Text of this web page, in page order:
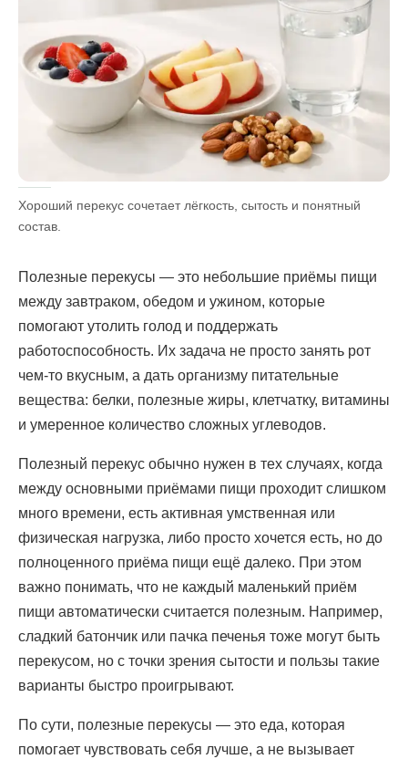
Хороший перекус сочетает лёгкость, сытость и понятный
состав.
Полезные перекусы — это небольшие приёмы пищи
между завтраком, обедом и ужином, которые
помогают утолить голод и поддержать
работоспособность. Их задача не просто занять рот
чем-то вкусным, а дать организму питательные
вещества: белки, полезные жиры, клетчатку, витамины
и умеренное количество сложных углеводов.
Полезный перекус обычно нужен в тех случаях, когда
между основными приёмами пищи проходит слишком
много времени, есть активная умственная или
физическая нагрузка, либо просто хочется есть, но до
полноценного приёма пищи ещё далеко. При этом
важно понимать, что не каждый маленький приём
пищи автоматически считается полезным. Например,
сладкий батончик или пачка печенья тоже могут быть
перекусом, но с точки зрения сытости и пользы такие
варианты быстро проигрывают.
По сути, полезные перекусы — это еда, которая
помогает чувствовать себя лучше, а не вызывает